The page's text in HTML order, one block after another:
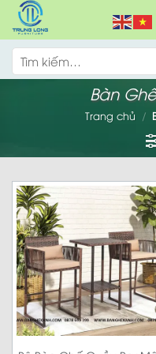
Skip
content
Tìm
kiếm:
Bàn
Trang chủ /